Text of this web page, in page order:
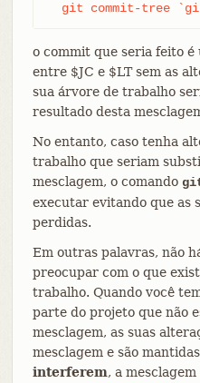
git commit-tree
o commit que seria feito é
entre $JC e $LT sem as
sua árvore de trabalho
resultado desta
No entanto, caso tenha
trabalho que seriam
mesclagem, o comando
executar evitando que as
perdidas.
Em outras palavras, não
preocupar com o que
trabalho. Quando você
parte do projeto que não
mesclagem, as suas
mesclagem e são
interferem, a